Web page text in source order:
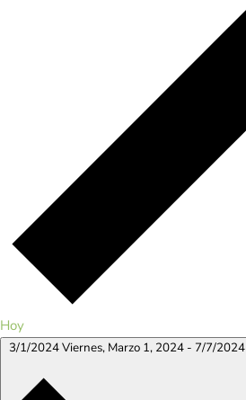
Hoy
3/1/2024Viernes, Marzo 1, 2024 - 7/7/2024